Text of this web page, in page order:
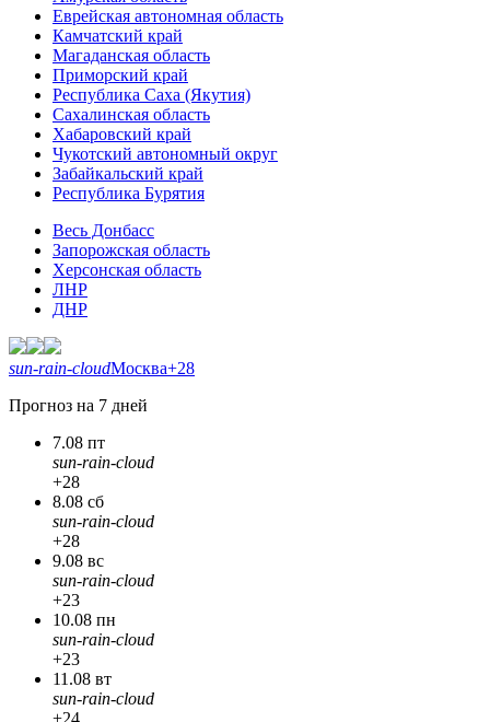
Еврейская автономная область
Камчатский край
Магаданская область
Приморский край
Республика Саха (Якутия)
Сахалинская область
Хабаровский край
Чукотский автономный округ
Забайкальский край
Республика Бурятия
Весь Донбасс
Запорожская область
Херсонская область
ЛНР
ДНР
sun-rain-cloudМосква+28
Прогноз на 7 дней
7.08 пт
sun-rain-cloud
+28
8.08 сб
sun-rain-cloud
+28
9.08 вс
sun-rain-cloud
+23
10.08 пн
sun-rain-cloud
+23
11.08 вт
sun-rain-cloud
+24